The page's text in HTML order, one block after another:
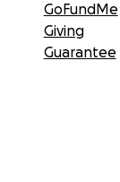
GoFundMe
Giving
Guarantee